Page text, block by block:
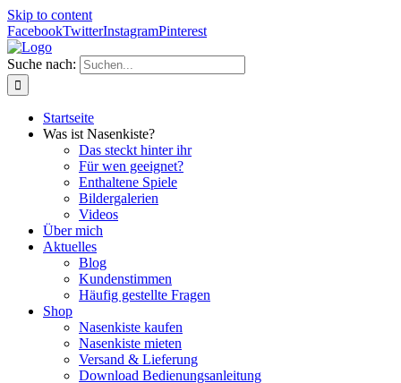
Skip to content
FacebookTwitterInstagramPinterest
Suche nach:
Startseite
Was ist Nasenkiste?
Das steckt hinter ihr
Für wen geeignet?
Enthaltene Spiele
Bildergalerien
Videos
Über mich
Aktuelles
Blog
Kundenstimmen
Häufig gestellte Fragen
Shop
Nasenkiste kaufen
Nasenkiste mieten
Versand & Lieferung
Download Bedienungsanleitung